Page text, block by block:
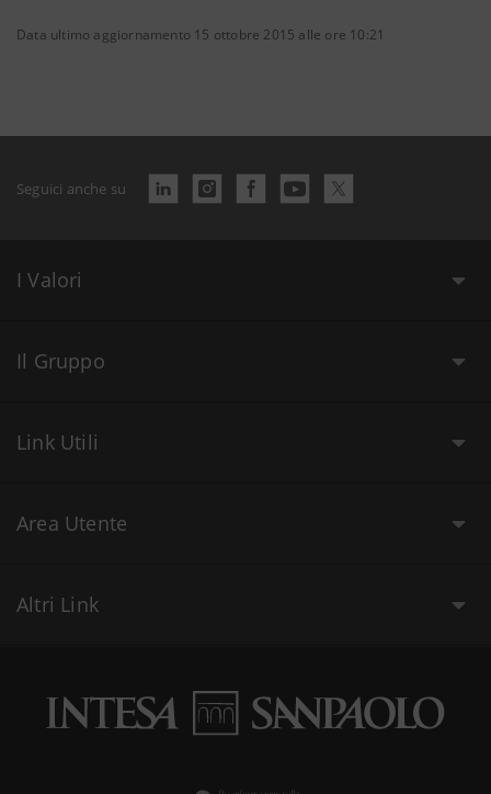
Data ultimo aggiornamento 15 ottobre 2015 alle ore 10:21
Seguici anche su
I Valori
Il Gruppo
Link Utili
Area Utente
Altri Link